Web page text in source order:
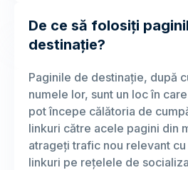
De ce să folosiți
destinație?
Paginile de destinație, după
numele lor, sunt un loc în
pot începe călătoria de
linkuri către acele pagini din
atrageți trafic nou relevant
linkuri pe rețelele de